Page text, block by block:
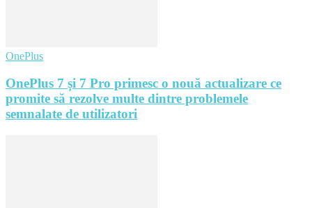
OnePlus
OnePlus 7 și 7 Pro primesc o nouă actualizare ce
promite să rezolve multe dintre problemele
semnalate de utilizatori